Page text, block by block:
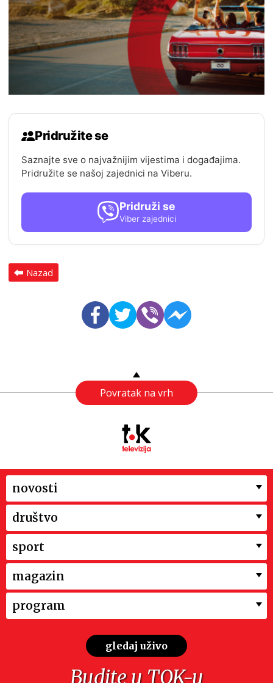
Pridružite se
Saznajte sve o najvažnijim vijestima i događajima.
Pridružite se našoj zajednici na Viberu.
Pridruži se
Viber zajednici
Nazad
Povratak na vrh
novosti
društvo
sport
magazin
program
gledaj uživo
Budite u TOK-u